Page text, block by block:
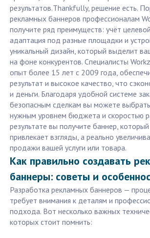
результатов.Thankfully, решение есть.
рекламных баннеров профессионалам
получите ряд преимуществ: учёт
адаптация под разные площадки и
уникальный дизайн, который выделит
на фоне конкурентов. Специалисты
опыт более 15 лет с 2009 года,
результат и высокое качество, что
и деньги. Благодаря удобной системе
безопасным сделкам вы можете
нужным уровнем бюджета и скоростью
результате вы получите баннер,
привлекает взгляды, а реально
продажи вашей услуги или товара.
Как правильно создавать
баннеры: советы и
Разработка рекламных баннеров —
требует внимания к деталям и
подхода. Вот несколько важных
которых стоит помнить: